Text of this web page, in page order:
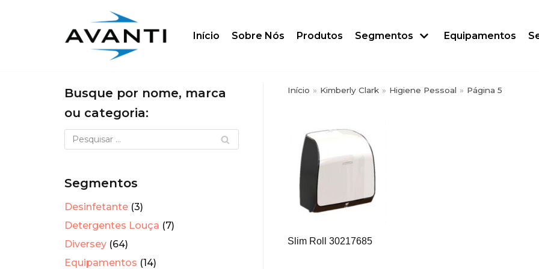
Início Sobre Nós Produtos Segmentos Equipamentos
Busque por nome, marca
ou categoria:
Segmentos
Desinfetante (3)
Detergentes Louça (7)
Diversey (64)
Equipamentos (14)
Início » Kimberly Clark » Higiene Pessoal » Página 5
Slim Roll 30217685